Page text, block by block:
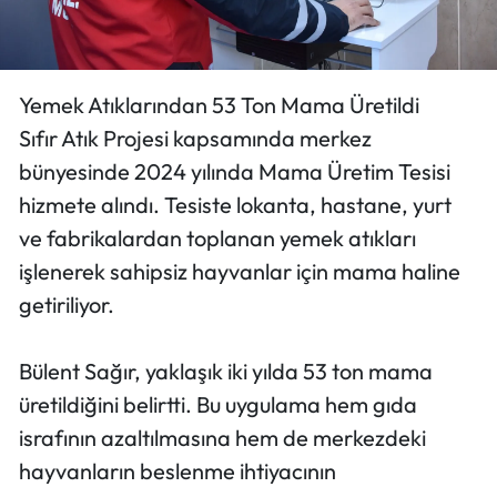
Yemek Atıklarından 53 Ton Mama Üretildi
Sıfır Atık Projesi kapsamında merkez
bünyesinde 2024 yılında Mama Üretim Tesisi
hizmete alındı. Tesiste lokanta, hastane, yurt
ve fabrikalardan toplanan yemek atıkları
işlenerek sahipsiz hayvanlar için mama haline
getiriliyor.
Bülent Sağır, yaklaşık iki yılda 53 ton mama
üretildiğini belirtti. Bu uygulama hem gıda
israfının azaltılmasına hem de merkezdeki
hayvanların beslenme ihtiyacının